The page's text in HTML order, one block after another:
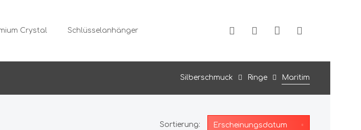
Crystal Schlüsselanhänger
Ketten
Silberschmuck Ringe Maritim
Sortierung: